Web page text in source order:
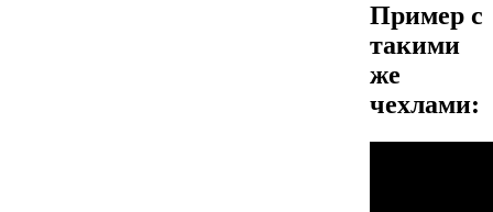
Пример с
такими
же
чехлами: